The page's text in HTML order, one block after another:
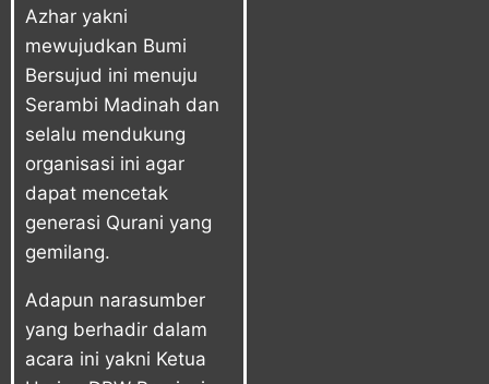
Azhar yakni
mewujudkan Bumi
Bersujud ini menuju
Serambi Madinah dan
selalu mendukung
organisasi ini agar
dapat mencetak
generasi Qurani yang
gemilang.
Adapun narasumber
yang berhadir dalam
acara ini yakni Ketua